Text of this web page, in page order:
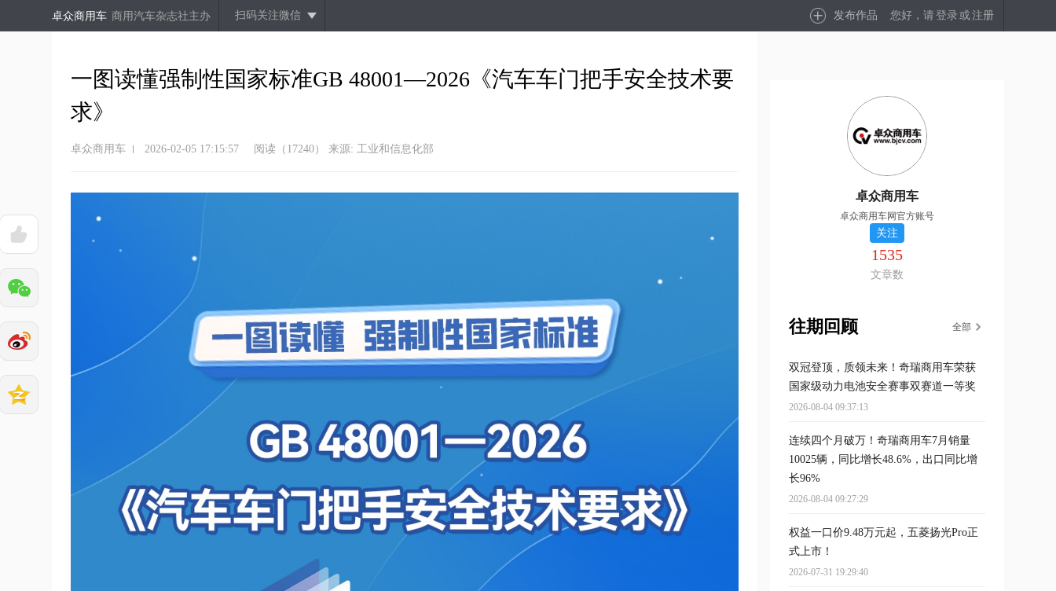
要
卓众商用车 商用汽车杂志社主办 扫码关注微信 发布作品 您好，请登录 或注册
一图读懂强制性国家标准GB 48001—2026《汽车车门把手安全技术要
求》
卓众商用车 2026-02-05 17:15:57 阅读（17240） 来源: 工业和信息化部
卓众商用车
卓众商用车网官方账号
关注
1535
文章数
往期回顾 全部
双冠登顶，质领未来！奇瑞商用车荣获
国家级动力电池安全赛事双赛道一等奖
2026-08-04 09:37:13
连续四个月破万！奇瑞商用车7月销量
10025辆，同比增长48.6%，出口同比增
长96%
2026-08-04 09:27:29
权益一口价9.48万元起，五菱扬光Pro正
式上市！
2026-07-31 19:29:40